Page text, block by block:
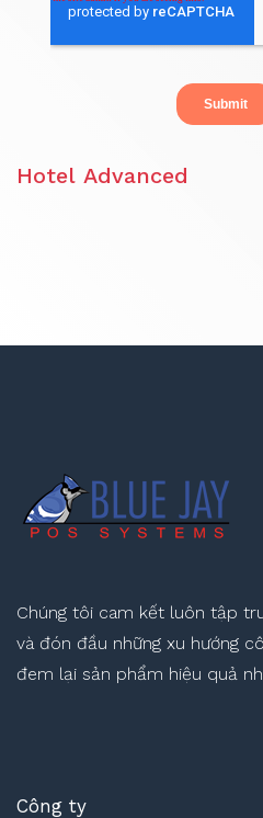
Hotel Advanced
Chúng tôi cam kết luôn tập
và đón đầu những xu hướng
đem lại sản phẩm hiệu quả
Công ty